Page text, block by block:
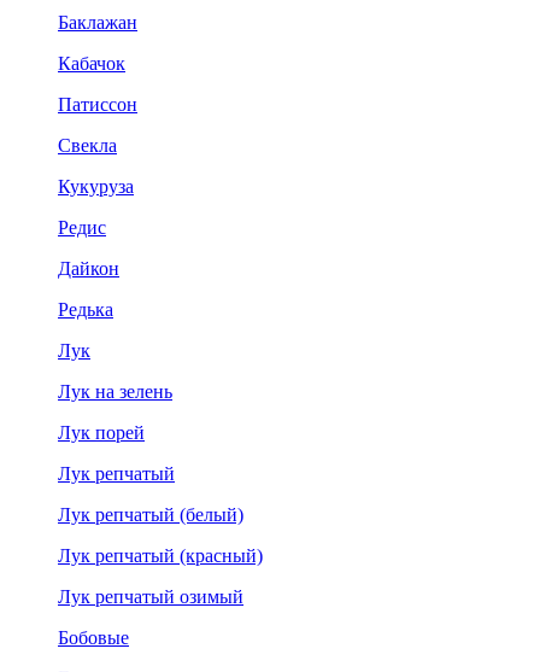
Баклажан
Кабачок
Патиссон
Свекла
Кукуруза
Редис
Дайкон
Редька
Лук
Лук на зелень
Лук порей
Лук репчатый
Лук репчатый (белый)
Лук репчатый (красный)
Лук репчатый озимый
Бобовые